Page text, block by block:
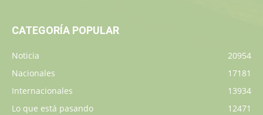
CATEGORÍA POPULAR
Noticia
20954
Nacionales
17181
Internacionales
13934
Lo que está pasando
12471